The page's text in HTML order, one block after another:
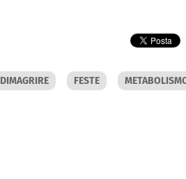
DIMAGRIRE FESTE